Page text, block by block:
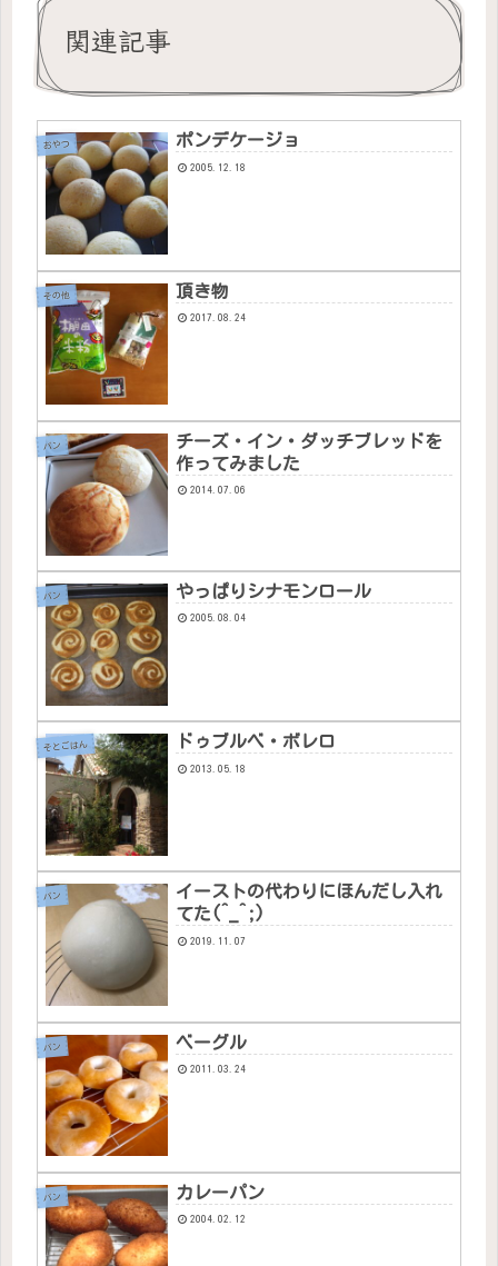
関連記事
おやつ ポンデケージョ
2005.12.18
その他 頂き物
2017.08.24
パン
チーズ・イン・ダッチブレッドを
作ってみました
2014.07.06
パン やっぱりシナモンロール
2005.08.04
そとごはん ドゥブルベ・ボレロ
2013.05.18
パン
イーストの代わりにほんだし入れ
てた(^_^;)
2019.11.07
パン ベーグル
2011.03.24
パン カレーパン
2004.02.12